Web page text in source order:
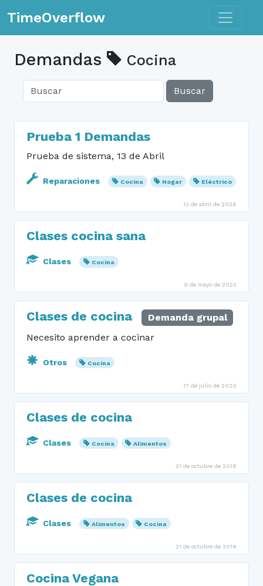
TimeOverflow Toggle
Demandas Cocina
Buscar
Prueba 1 Demandas
Prueba de sistema, 13 de Abril
Reparaciones Cocina Hogar Eléctrico
13 de abril de 2026
Clases cocina sana
Clases Cocina
9 de mayo de 2023
Clases de cocina
Demanda grupal
Necesito aprender a cocinar
Otros Cocina
17 de julio de 2020
Clases de cocina
Clases Cocina Alimentos
21 de octubre de 2018
Clases de cocina
Clases Alimentos Cocina
21 de octubre de 2018
Cocina Vegana